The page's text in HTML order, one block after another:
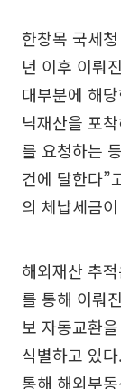
한창목 국세
년 이후 이뤄
대부분에 해
닉재산을 포
를 요청하는
건에 달한다”
의 체납세금
해외재산 추
를 통해 이뤄
보 자동교환
식별하고 있
통해 해외부